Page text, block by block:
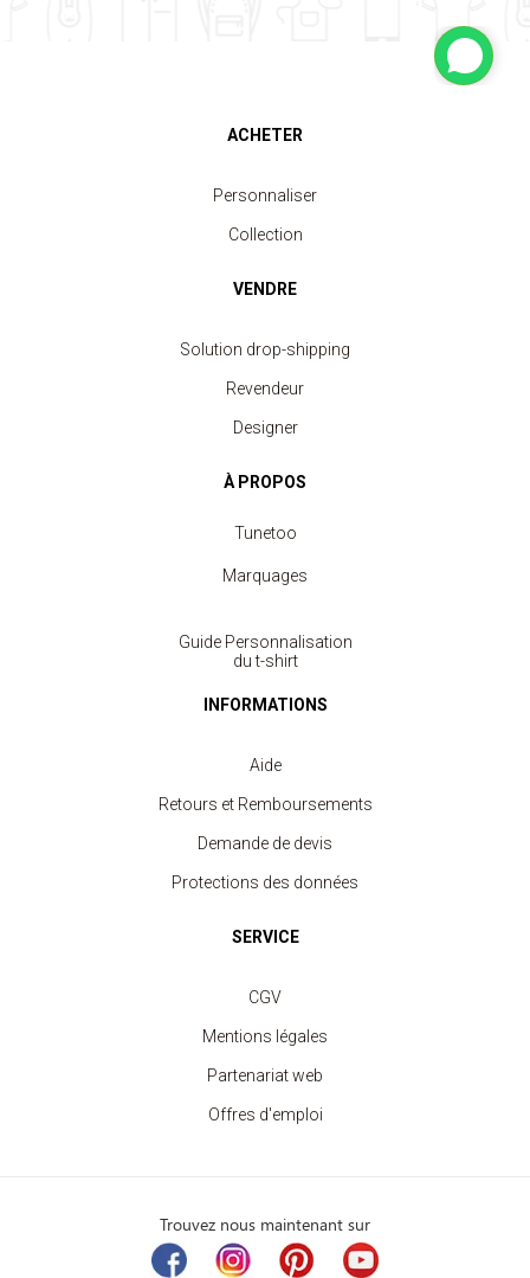
ACHETER
Personnaliser
Collection
VENDRE
Solution drop-shipping
Revendeur
Designer
À PROPOS
Tunetoo
Marquages
Guide Personnalisation
du t-shirt
INFORMATIONS
Aide
Retours et Remboursements
Demande de devis
Protections des données
SERVICE
CGV
Mentions légales
Partenariat web
Offres d'emploi
Trouvez nous maintenant sur